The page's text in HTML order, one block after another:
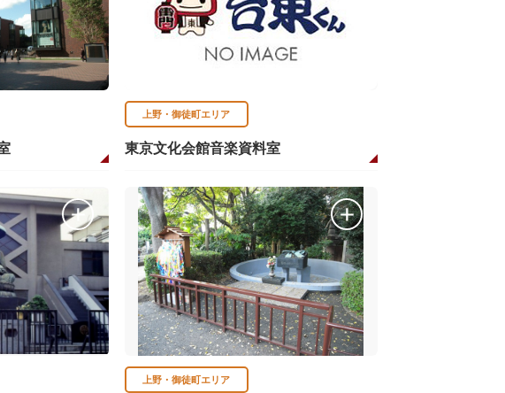
上野・御徒町エリア
東京文化会館音楽資料室
上野・御徒町エリア